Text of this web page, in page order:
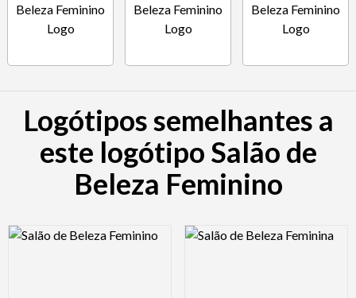
Logótipos semelhantes a
este logótipo Salão de
Beleza Feminino
Logo Preview Image Logo Preview Image